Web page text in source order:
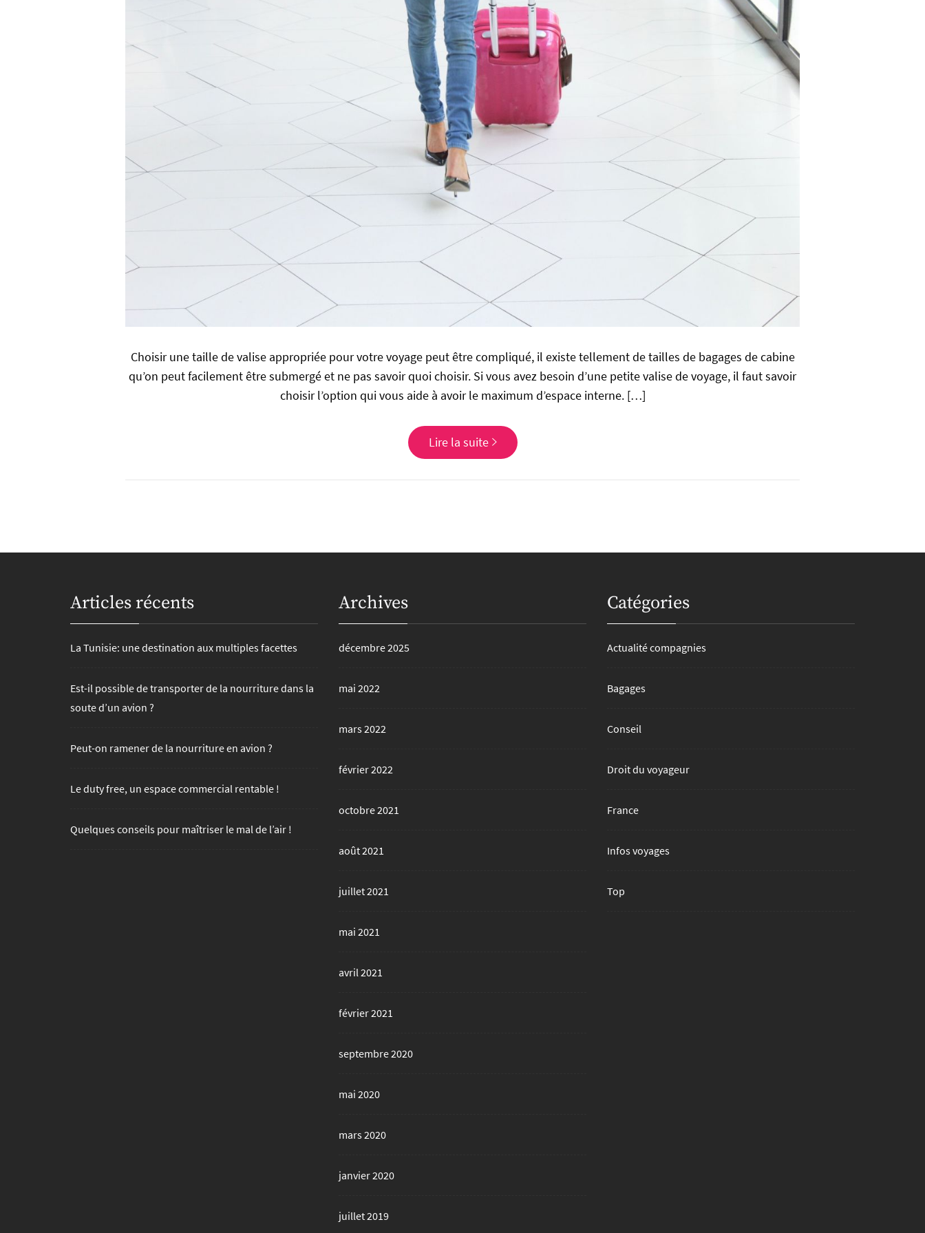
Choisir une taille de valise appropriée pour votre voyage peut être compliqué, il existe tellement de tailles de bagages de cabine
qu’on peut facilement être submergé et ne pas savoir quoi choisir. Si vous avez besoin d’une petite valise de voyage, il faut savoir
choisir l’option qui vous aide à avoir le maximum d’espace interne. […]
Lire la suite
Articles récents
La Tunisie: une destination aux multiples facettes
Est-il possible de transporter de la nourriture dans la
soute d’un avion ?
Peut-on ramener de la nourriture en avion ?
Le duty free, un espace commercial rentable !
Quelques conseils pour maîtriser le mal de l’air !
Archives
décembre 2025
mai 2022
mars 2022
février 2022
octobre 2021
août 2021
juillet 2021
mai 2021
avril 2021
février 2021
septembre 2020
mai 2020
mars 2020
janvier 2020
juillet 2019
Catégories
Actualité compagnies
Bagages
Conseil
Droit du voyageur
France
Infos voyages
Top